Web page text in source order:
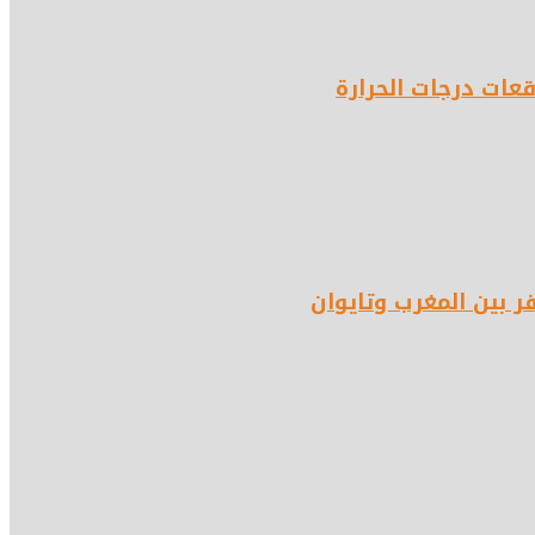
درجات الحرارة
بين المغرب وتايوان